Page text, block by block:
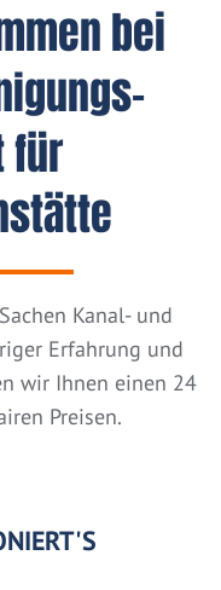
bei
für
Kanal- und
Erfahrung und
wir Ihnen einen 24
Preisen.